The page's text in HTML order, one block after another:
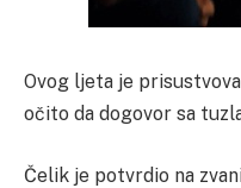
Ovog ljeta je
očito da dogovor sa
Čelik je potvrdio na